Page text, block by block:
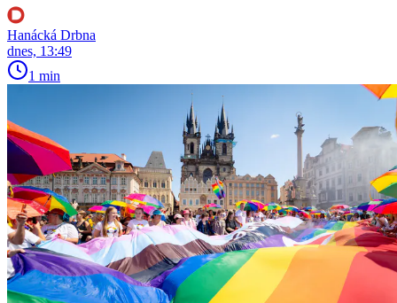
Hanácká Drbna
dnes, 13:49
1 min